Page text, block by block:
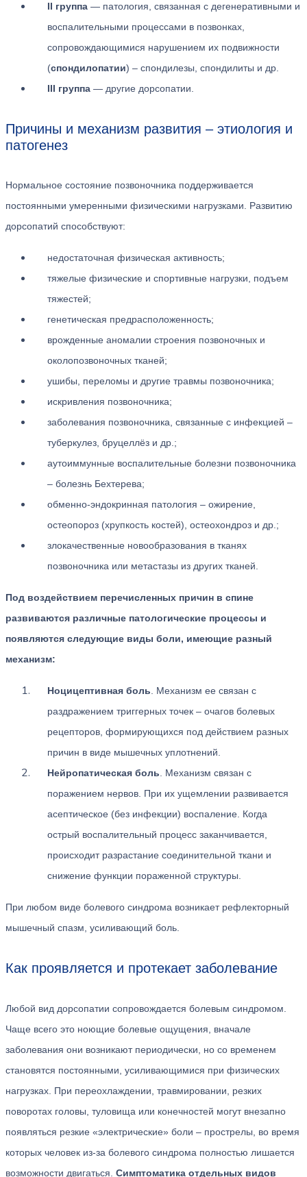
II группа — патология, связанная с дегенеративными и
воспалительными процессами в позвонках,
сопровождающимися нарушением их подвижности
(спондилопатии) – спондилезы, спондилиты и др.
III группа — другие дорсопатии.
Причины и механизм развития – этиология и
патогенез
Нормальное состояние позвоночника поддерживается
постоянными умеренными физическими нагрузками. Развитию
дорсопатий способствуют:
недостаточная физическая активность;
тяжелые физические и спортивные нагрузки, подъем
тяжестей;
генетическая предрасположенность;
врожденные аномалии строения позвоночных и
околопозвоночных тканей;
ушибы, переломы и другие травмы позвоночника;
искривления позвоночника;
заболевания позвоночника, связанные с инфекцией –
туберкулез, бруцеллёз и др.;
аутоиммунные воспалительные болезни позвоночника
– болезнь Бехтерева;
обменно-эндокринная патология – ожирение,
остеопороз (хрупкость костей), остеохондроз и др.;
злокачественные новообразования в тканях
позвоночника или метастазы из других тканей.
Под воздействием перечисленных причин в спине
развиваются различные патологические процессы и
появляются следующие виды боли, имеющие разный
механизм:
Ноцицептивная боль. Механизм ее связан с
раздражением триггерных точек – очагов болевых
рецепторов, формирующихся под действием разных
причин в виде мышечных уплотнений.
Нейропатическая боль. Механизм связан с
поражением нервов. При их ущемлении развивается
асептическое (без инфекции) воспаление. Когда
острый воспалительный процесс заканчивается,
происходит разрастание соединительной ткани и
снижение функции пораженной структуры.
При любом виде болевого синдрома возникает рефлекторный
мышечный спазм, усиливающий боль.
Как проявляется и протекает заболевание
Любой вид дорсопатии сопровождается болевым синдромом.
Чаще всего это ноющие болевые ощущения, вначале
заболевания они возникают периодически, но со временем
становятся постоянными, усиливающимися при физических
нагрузках. При переохлаждении, травмировании, резких
поворотах головы, туловища или конечностей могут внезапно
появляться резкие «электрические» боли – прострелы, во время
которых человек из-за болевого синдрома полностью лишается
возможности двигаться. Симптоматика отдельных видов